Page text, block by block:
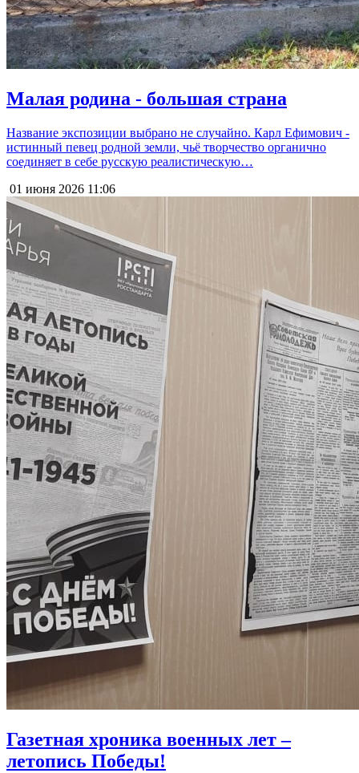
Малая родина - большая страна
Название экспозиции выбрано не случайно. Карл Ефимович -
истинный певец родной земли, чьё творчество органично
соединяет в себе русскую реалистическую…
01 июня 2026 11:06
Газетная хроника военных лет –
летопись Победы!